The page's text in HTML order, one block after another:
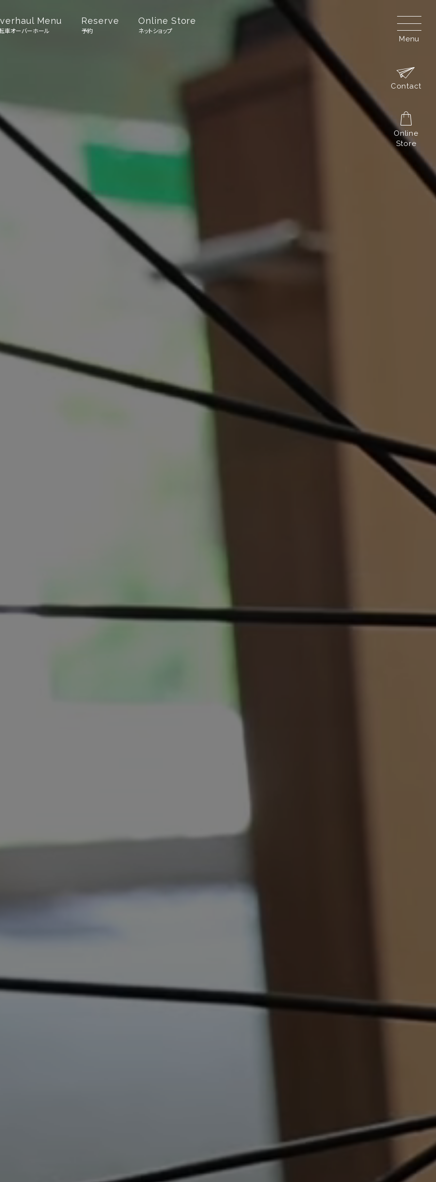
Menu
車オーバーホール
Reserve
予約
Online Store
ネットショップ
Menu
Contact
Online
Store